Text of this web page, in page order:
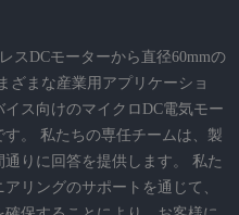
スDCモーターから直径60mmの
ざまな産業用アプリケーショ
ス向けのマイクロDC電気モー
。 私たちの専任チームは、製
りに回答を提供します。 私た
リングのサポートを通じて、